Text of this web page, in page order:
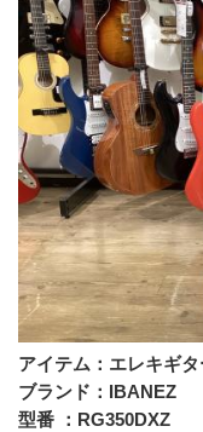
アイテム：エレキギタ
ブランド：IBANEZ
型番 ：RG350DXZ